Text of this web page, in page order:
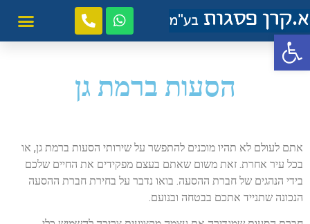
פתח סרגל נגישות
הסעות ברמת גן
אתם לעולם לא תהיו מוכנים להתפשר על שירותי הסעות ברמת גן, או
בכל עיר אחרת. זאת משום שאתם בעצם מפקידים את החיים שלכם
בידי הנהגים של חברת ההסעה. בואו נדבר על בחירת חברת ההסעה
הנכונה שתנייד אתכם בבטחה ובנועם.